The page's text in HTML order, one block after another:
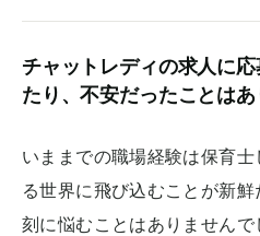
チャットレディの求人に
たり、不安だったことはあ
いままでの職場経験は保育
る世界に飛び込むことが新
刻に悩むことはありません